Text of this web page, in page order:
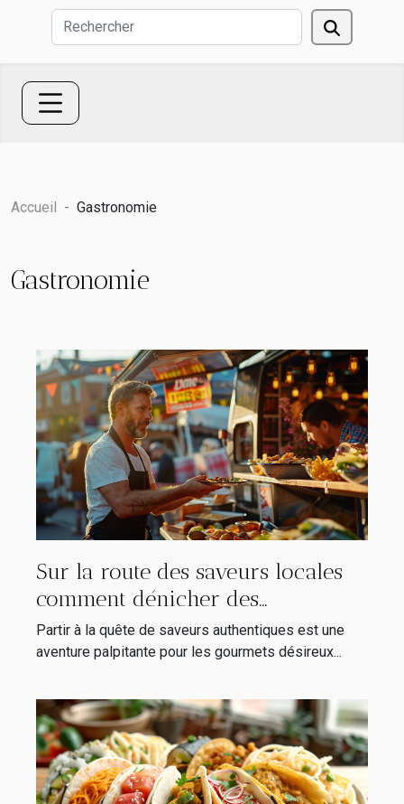
Accueil Gastronomie
Gastronomie
Sur la route des saveurs locales
comment dénicher des
expériences gastronomiques
authentiques hors des sentiers
Partir à la quête de saveurs authentiques est une
aventure palpitante pour les gourmets désireux...